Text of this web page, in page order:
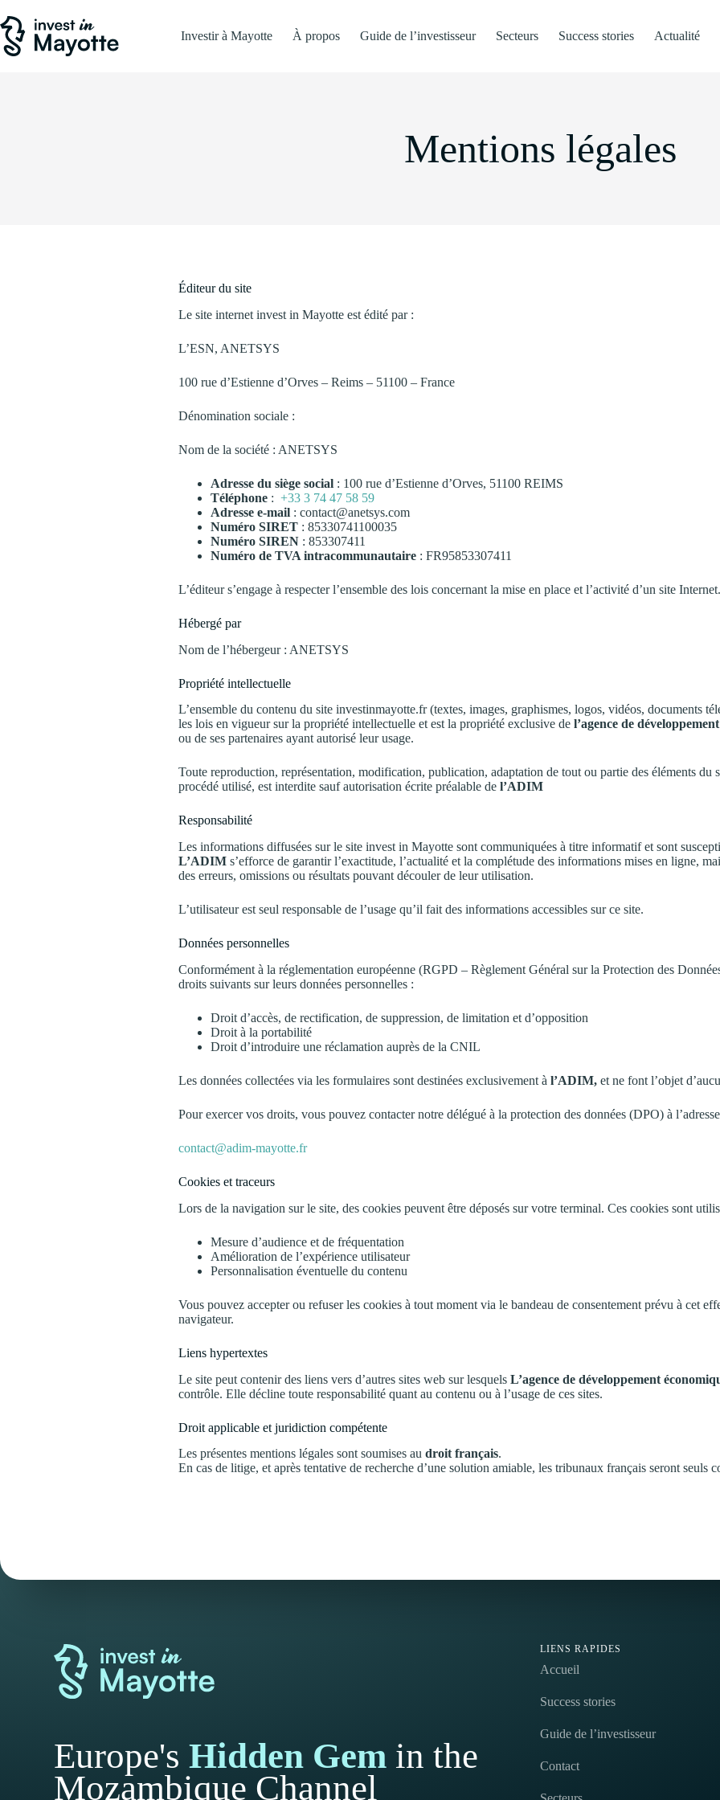
Investir à Mayotte À propos Guide de l’investisseur Secteurs Success stories Actualité
Mentions légales
Éditeur du site
Le site internet invest in Mayotte est édité par :
L’ESN, ANETSYS
100 rue d’Estienne d’Orves – Reims – 51100 – France
Dénomination sociale :
Nom de la société : ANETSYS
Adresse du siège social : 100 rue d’Estienne d’Orves, 51100 REIMS
Téléphone : +33 3 74 47 58 59
Adresse e-mail : contact@anetsys.com
Numéro SIRET : 85330741100035
Numéro SIREN : 853307411
Numéro de TVA intracommunautaire : FR95853307411
L’éditeur s’engage à respecter l’ensemble des lois concernant la mise en place et l’activité d’un site Internet.
Hébergé par
Nom de l’hébergeur : ANETSYS
Propriété intellectuelle
L’ensemble du contenu du site investinmayotte.fr (textes, images, graphismes, logos, vidéos, documents
les lois en vigueur sur la propriété intellectuelle et est la propriété exclusive de l’agence de
ou de ses partenaires ayant autorisé leur usage.
Toute reproduction, représentation, modification, publication, adaptation de tout ou partie des éléments du
procédé utilisé, est interdite sauf autorisation écrite préalable de l’ADIM
Responsabilité
Les informations diffusées sur le site invest in Mayotte sont communiquées à titre informatif et sont
L’ADIM s’efforce de garantir l’exactitude, l’actualité et la complétude des informations mises en ligne,
des erreurs, omissions ou résultats pouvant découler de leur utilisation.
L’utilisateur est seul responsable de l’usage qu’il fait des informations accessibles sur ce site.
Données personnelles
Conformément à la réglementation européenne (RGPD – Règlement Général sur la Protection des
droits suivants sur leurs données personnelles :
Droit d’accès, de rectification, de suppression, de limitation et d’opposition
Droit à la portabilité
Droit d’introduire une réclamation auprès de la CNIL
Les données collectées via les formulaires sont destinées exclusivement à l’ADIM, et ne font l’objet
Pour exercer vos droits, vous pouvez contacter notre délégué à la protection des données (DPO) à
contact@adim-mayotte.fr
Cookies et traceurs
Lors de la navigation sur le site, des cookies peuvent être déposés sur votre terminal. Ces cookies sont
Mesure d’audience et de fréquentation
Amélioration de l’expérience utilisateur
Personnalisation éventuelle du contenu
Vous pouvez accepter ou refuser les cookies à tout moment via le bandeau de consentement prévu à cet
navigateur.
Liens hypertextes
Le site peut contenir des liens vers d’autres sites web sur lesquels L’agence de développement
contrôle. Elle décline toute responsabilité quant au contenu ou à l’usage de ces sites.
Droit applicable et juridiction compétente
Les présentes mentions légales sont soumises au droit français.
En cas de litige, et après tentative de recherche d’une solution amiable, les tribunaux français seront seuls
Europe's Hidden Gem in the
Mozambique Channel
LIENS RAPIDES
Accueil
Success stories
Guide de l’investisseur
Contact